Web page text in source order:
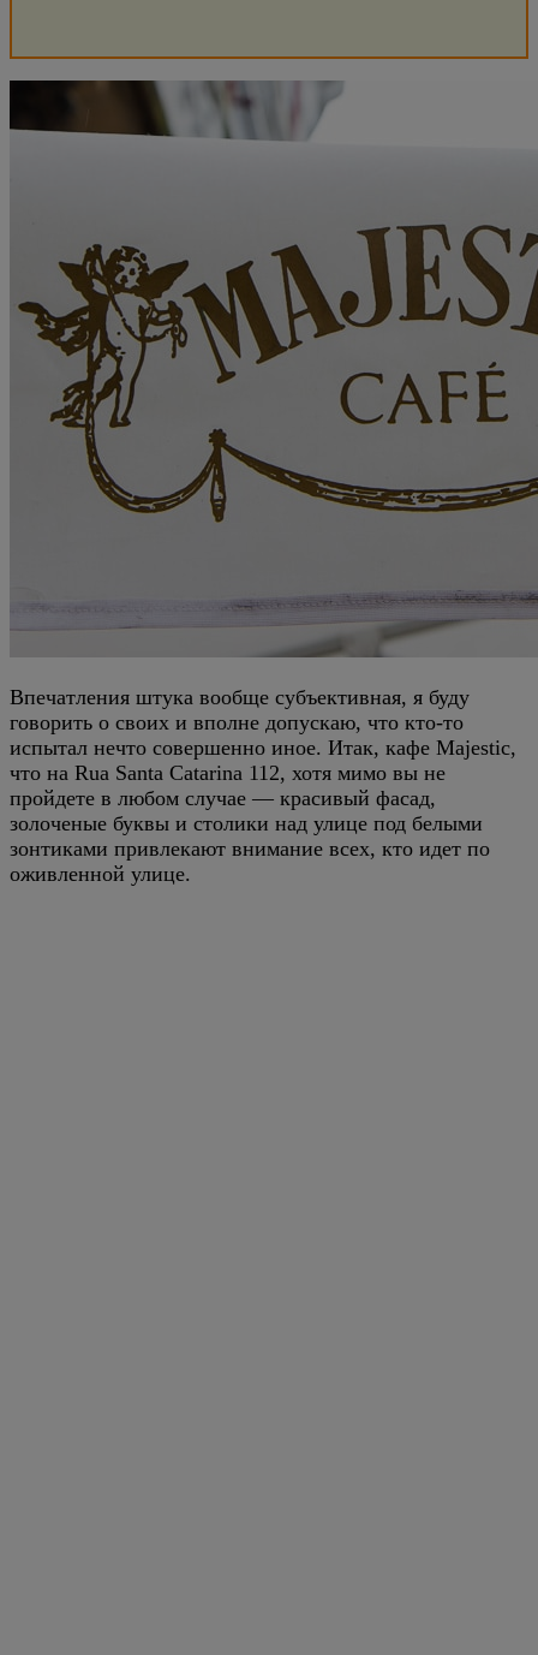
Впечатления штука вообще субъективная, я буду
говорить о своих и вполне допускаю, что кто-то
испытал нечто совершенно иное. Итак, кафе Majestic,
что на Rua Santa Catarina 112, хотя мимо вы не
пройдете в любом случае — красивый фасад,
золоченые буквы и столики над улице под белыми
зонтиками привлекают внимание всех, кто идет по
оживленной улице.